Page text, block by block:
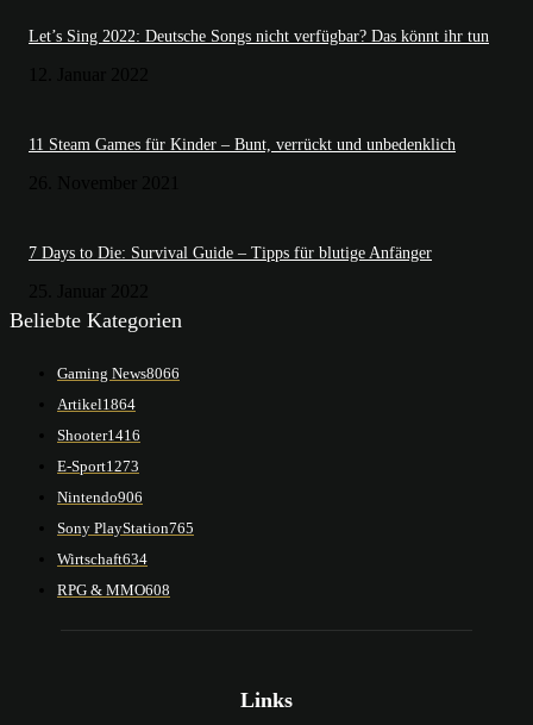
Let’s Sing 2022: Deutsche Songs nicht verfügbar? Das könnt ihr tun
11 Steam Games für Kinder – Bunt, verrückt und unbedenklich
7 Days to Die: Survival Guide – Tipps für blutige Anfänger
Beliebte Kategorien
Gaming News8066
Artikel1864
Shooter1416
E-Sport1273
Nintendo906
Sony PlayStation765
Wirtschaft634
RPG & MMO608
Links